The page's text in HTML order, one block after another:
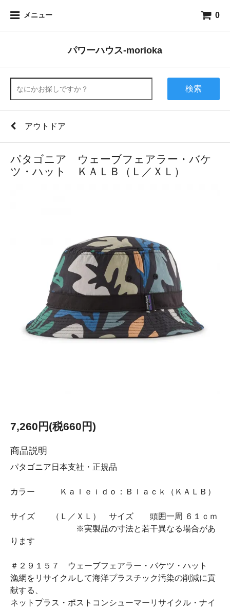
メニュー 0
パワーハウス-morioka
検索
アウトドア
パタゴニア ウェーブフェアラー・バケ
ツ・ハット ＫＡＬＢ（Ｌ／ＸＬ）
7,260円(税660円)
商品説明
パタゴニア日本支社・正規品
カラー Ｋａｌｅｉｄｏ：Ｂｌａｃｋ（ＫＡＬＢ）
サイズ （Ｌ／ＸＬ） サイズ 頭囲一周 ６１ｃｍ
※実製品の寸法と若干異なる場合があ
ります
＃２９１５７ ウェーブフェアラー・バケツ・ハット
漁網をリサイクルして海洋プラスチック汚染の削減に貢
献する、
ネットプラス・ポストコンシューマーリサイクル・ナイ